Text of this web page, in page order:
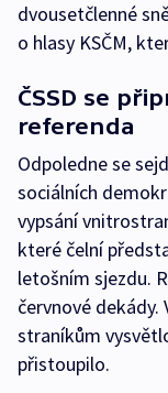
dvousetčlenné
o hlasy KSČM,
ČSSD se
referenda
Odpoledne se
sociálních
vypsání
které čelní
letošním sjezdu.
červnové
straníkům
přistoupilo.